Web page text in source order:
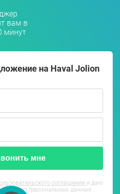
вам в
минут
на Haval Jolion
мне
соглашения и даю
моих персональных данных